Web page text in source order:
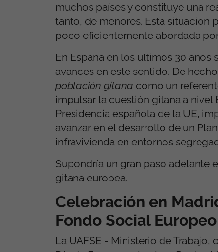
muchos países y constituye una
tanto, de menores. Esta situación
poco eficientemente abordada
En España en los últimos 30
avances en este sentido. De
población gitana como un
impulsar la cuestión gitana a
Presidencia española de la UE,
avanzar en el desarrollo de un
infravivienda en entornos
Supondría un gran paso adelante
gitana europea.
Celebración en
Fondo Social Europeo
La UAFSE - Ministerio de